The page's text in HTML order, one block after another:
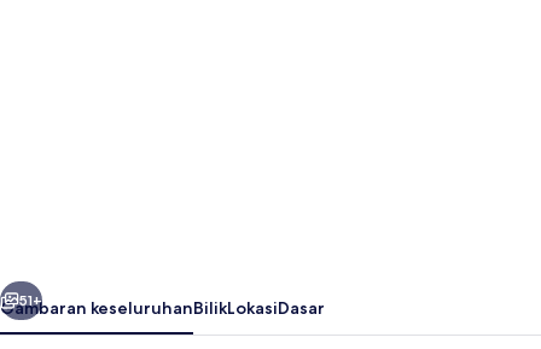
Seterusnya
51+
Gambaran keseluruhanBilikLokasiDasar